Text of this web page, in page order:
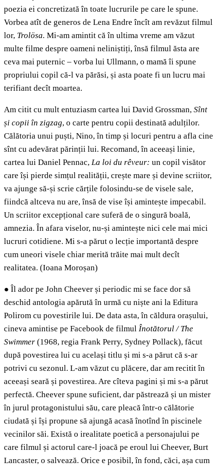
poezia ei concretizată în toate lucrurile pe care le spune.
Vorbea atît de generos de Lena Endre încît am revăzut filmul
lor, Trolösa. Mi-am amintit că în ultima vreme am văzut
multe filme despre oameni neliniștiți, însă filmul ăsta are
ceva mai puternic – vorba lui Ullmann, o mamă îi spune
propriului copil că-l va părăsi, și asta poate fi un lucru mai
terifiant decît moartea.
Am citit cu mult entuziasm cartea lui David Grossman, Sînt
și copii în zigzag, o carte pentru copii destinată adulților.
Călătoria unui puști, Nino, în timp și locuri pentru a afla cine
sînt cu adevărat părinții lui. Recomand, în aceeași linie,
cartea lui Daniel Pennac, La loi du rêveur: un copil visător
care își pierde simțul realității, crește mare și devine scriitor,
va ajunge să-și scrie cărțile folosindu-se de visele sale,
fiindcă altceva nu are, însă de vise își amintește impecabil.
Un scriitor excepțional care suferă de o singură boală,
amnezia. În afara viselor, nu-și amintește nici cele mai mici
lucruri cotidiene. Mi s-a părut o lecție importantă despre
cum uneori visele chiar merită trăite mai mult decît
realitatea. (Ioana Moroșan)
● Îl ador pe John Cheever și periodic mi se face dor să
deschid antologia apărută în urmă cu niște ani la Editura
Polirom cu povestirile lui. De data asta, în căldura orașului,
cineva amintise pe Facebook de filmul Înotătorul / The
Swimmer (1968, regia Frank Perry, Sydney Pollack), făcut
după povestirea lui cu același titlu și mi s-a părut că s-ar
potrivi cu sezonul. L-am văzut cu plăcere, dar am recitit în
aceeași seară și povestirea. Are cîteva pagini și mi s-a părut
perfectă. Cheever spune suficient, dar păstrează și un mister
în jurul protagonistului său, care pleacă într-o călătorie
ciudată și își propune să ajungă acasă înotînd în piscinele
vecinilor săi. Există o irealitate poetică a personajului pe
care filmul și actorul care-l joacă pe eroul lui Cheever, Burt
Lancaster, o salvează. Orice e posibil, în fond, căci, așa cum